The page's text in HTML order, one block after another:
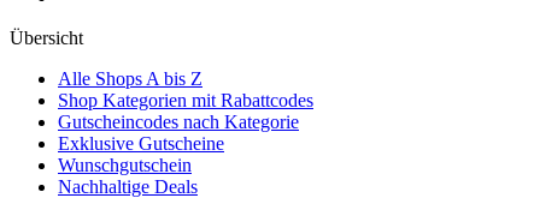
Übersicht
Alle Shops A bis Z
Shop Kategorien mit Rabattcodes
Gutscheincodes nach Kategorie
Exklusive Gutscheine
Wunschgutschein
Nachhaltige Deals